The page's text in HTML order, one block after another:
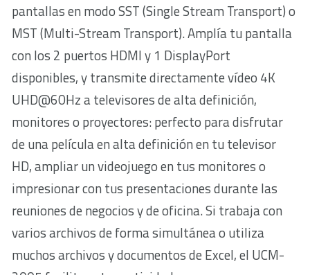
pantallas en modo SST (Single Stream Transport) o
MST (Multi-Stream Transport). Amplía tu pantalla
con los 2 puertos HDMI y 1 DisplayPort
disponibles, y transmite directamente vídeo 4K
UHD@60Hz a televisores de alta definición,
monitores o proyectores: perfecto para disfrutar
de una película en alta definición en tu televisor
HD, ampliar un videojuego en tus monitores o
impresionar con tus presentaciones durante las
reuniones de negocios y de oficina. Si trabaja con
varios archivos de forma simultánea o utiliza
muchos archivos y documentos de Excel, el UCM-